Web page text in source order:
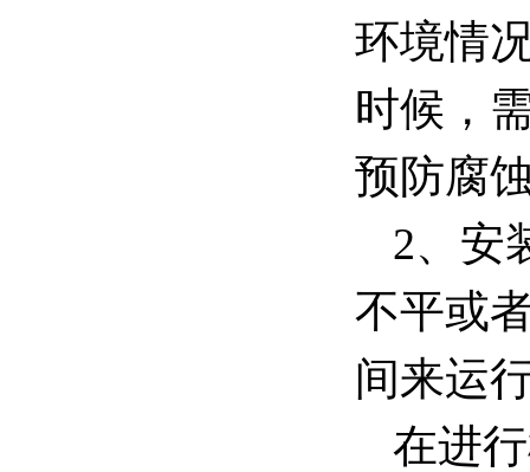
环境情
时候，
预防腐
2、安
不平或
间来运
在进